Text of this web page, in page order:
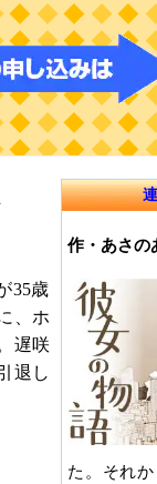
35歳
、ホ
遅咲
退し
作・あさ
た。それ